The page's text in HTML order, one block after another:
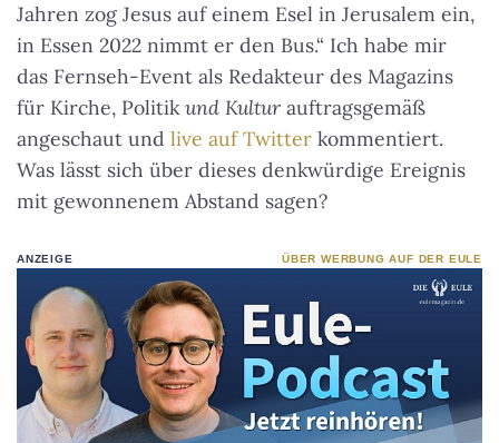
Jahren zog Jesus auf einem Esel in Jerusalem ein,
in Essen 2022 nimmt er den Bus.“ Ich habe mir
das Fernseh-Event als Redakteur des Magazins
für Kirche, Politikund Kultur auftragsgemäß
angeschaut und live auf Twitter kommentiert.
Was lässt sich über dieses denkwürdige Ereignis
mit gewonnenem Abstand sagen?
ANZEIGE ÜBER WERBUNG AUF DER EULE